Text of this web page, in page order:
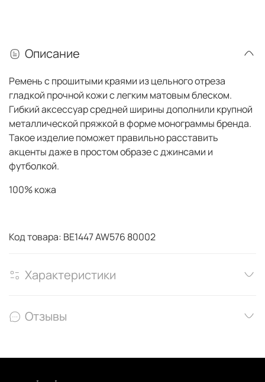
Описание
Ремень с прошитыми краями из цельного отреза
гладкой прочной кожи с легким матовым блеском.
Гибкий аксессуар средней ширины дополнили крупной
металлической пряжкой в форме монограммы бренда.
Такое изделие поможет правильно расставить
акценты даже в простом образе с джинсами и
футболкой.
100% кожа
Код товара: BE1447 AW576 80002
Характеристики
Отзывы